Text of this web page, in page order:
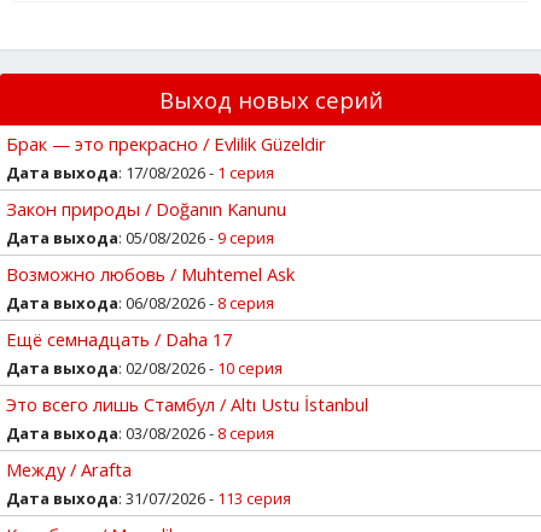
Выход новых серий
Брак — это прекрасно / Evlilik Güzeldir
Дата выхода: 17/08/2026 - 1 серия
Закон природы / Doğanın Kanunu
Дата выхода: 05/08/2026 -9 серия
Возможно любовь / Muhtemel Ask
Дата выхода: 06/08/2026 - 8 серия
Ещё семнадцать / Daha 17
Дата выхода: 02/08/2026 - 10 серия
Это всего лишь Стамбул / Altı Ustu İstanbul
Дата выхода: 03/08/2026 - 8 серия
Между / Arafta
Дата выхода: 31/07/2026 - 113 серия